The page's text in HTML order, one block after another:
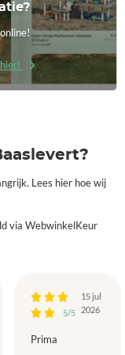
Lees hier hoe wij
via WebwinkelKeur
5/5
15 jul
2026
Prima